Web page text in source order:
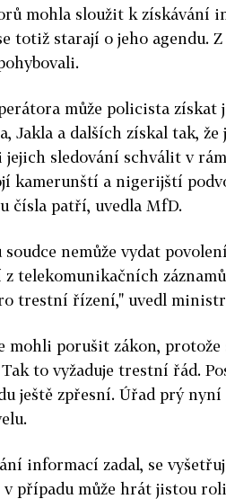
mohla sloužit k získávání
totiž starají o jeho agendu.
může policista získat
Jakla a dalších získal tak,
jejich sledování schválit v
kamerunští a nigerijští
čísla patří, uvedla MfD.
soudce nemůže vydat
telekomunikačních
trestní řízení," uvedl
mohli porušit zákon,
to vyžaduje trestní řád.
ještě zpřesní. Úřad prý nyní
informací zadal, se
v případu může hrát jistou